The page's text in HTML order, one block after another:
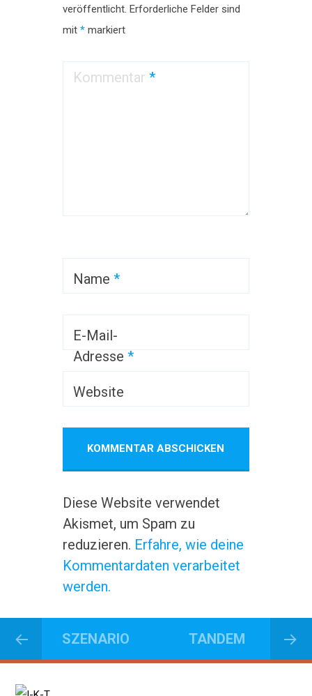
veröffentlicht. Erforderliche Felder sind
mit *markiert
Kommentar *
Name *
E-Mail-
Adresse *
Website
Diese Website verwendet
Akismet, um Spam zu
reduzieren. Erfahre, wie deine
Kommentardaten verarbeitet
werden.
SZENARIO TANDEM